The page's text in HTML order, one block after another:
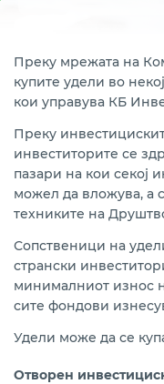
Помош и поддршка
Преку мрежата на
купите удели во
кои управува КБ
Преку
инвеститорите се
пазари на кои секој
можел да вложува, а
техниките на
Сопственици на
странски
минималниот износ
сите фондови
Удели може да се
Отворен